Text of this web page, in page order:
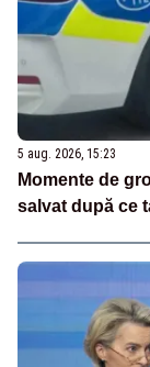
5 aug. 2026, 15:23
Momente de
salvat după ce